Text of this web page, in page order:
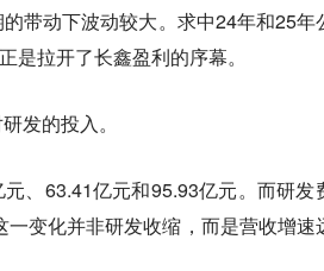
带动下波动较大。求中24年和25年
拉开了长鑫盈利的序幕。
发的投入。
、63.41亿元和95.93亿元。而研发
变化并非研发收缩，而是营收增速